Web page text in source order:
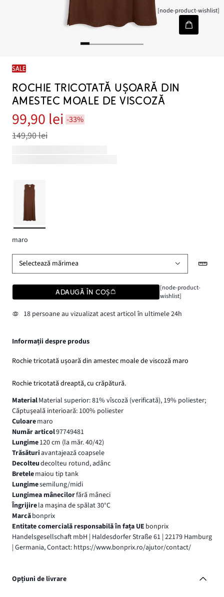
[node-product-wishlist]
SALE
ROCHIE TRICOTATĂ UȘOARĂ DIN
AMESTEC MOALE DE VISCOZĂ
99,90 lei -33%
149,90 lei
maro
Selectează mărimea
ADAUGĂ ÎN COȘ
[node-product-
wishlist]
18 persoane au vizualizat acest articol în ultimele 24h
Informații despre produs
Rochie tricotată ușoară din amestec moale de viscoză maro
Rochie tricotată dreaptă, cu crăpătură.
MaterialMaterial superior: 81% vîscoză (verificată), 19% poliester;
Căptuşeală interioară: 100% poliester
Culoaremaro
Număr articol97749481
Lungime120 cm (la măr. 40/42)
Trăsăturiavantajează coapsele
Decolteudecolteu rotund, adânc
Bretelemaiou tip tank
Lungimesemilung/midi
Lungimea mânecilorfără mâneci
Îngrijirela maşina de spălat 30°C
Marcăbonprix
Entitate comercială responsabilă în fața UE bonprix
Handelsgesellschaft mbH | Haldesdorfer Straße 61 | 22179 Hamburg
| Germania, Contact: https://www.bonprix.ro/ajutor/contact/
Opțiuni de livrare